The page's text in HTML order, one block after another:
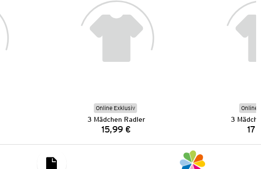
Online Exklusiv
3 Mädchen Radler
Preis:
15,99 €
Online
3